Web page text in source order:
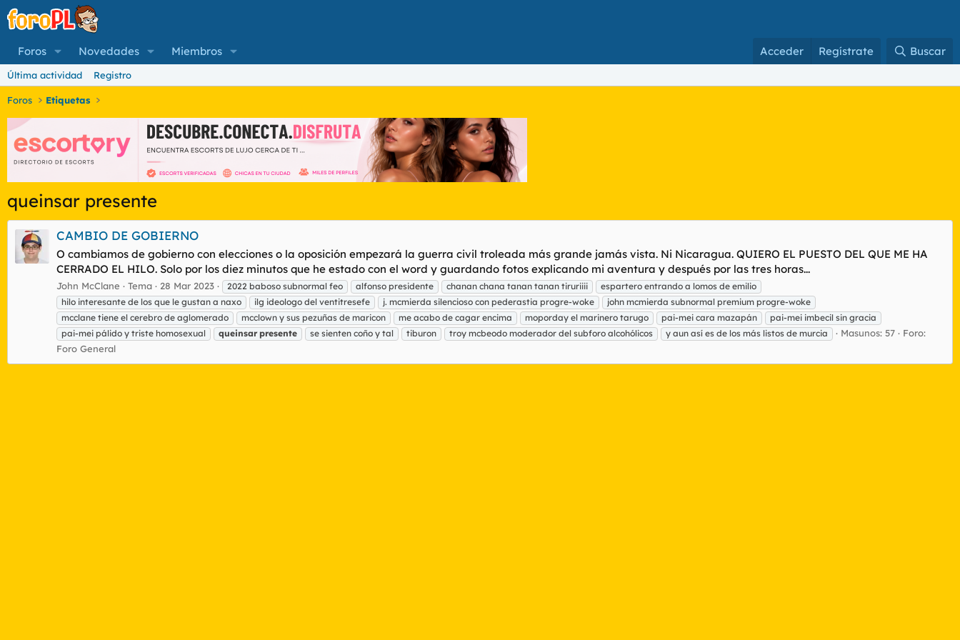
Foros Novedades Miembros Acceder Regístrate Buscar
Última actividad Registro
Foros Etiquetas
queinsar presente
CAMBIO DE GOBIERNO
O cambiamos de gobierno con elecciones o la oposición empezará la guerra civil troleada más grande jamás vista. Ni Nicaragua. QUIERO EL PUESTO DEL QUE ME HA
CERRADO EL HILO. Solo por los diez minutos que he estado con el word y guardando fotos explicando mi aventura y después por las tres horas...
John McClane Tema 28 Mar 2023 2022 baboso subnormal feo alfonso presidente chanan chana tanan tanan tiruriiii
espartero entrando a lomos de emilio
hilo interesante de los que le gustan a naxo
ilg ideologo del ventitresefe j. mcmierda silencioso con pederastia progre-woke
john mcmierda subnormal premium progre-woke
mcclane tiene el cerebro de aglomerado
mcclown y sus pezuñas de maricon me acabo de cagar encima moporday el marinero tarugo pai-mei cara mazapán
pai-mei imbecil sin gracia
pai-mei pálido y triste homosexual
queinsar presente se sienten coño y tal tiburon troy mcbeodo moderador del subforo alcohólicos y aun así es de los más listos de murcia Masunos: 57
Foro:
Foro General